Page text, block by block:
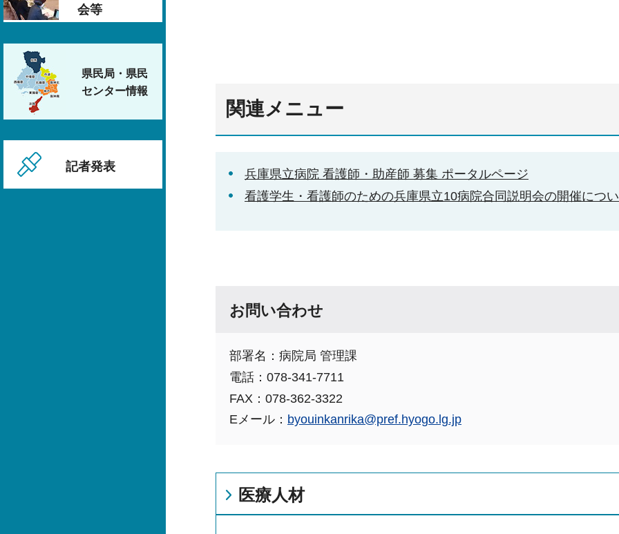
会等
県民局・県民
センター情報
記者発表
関連メニュー
兵庫県立病院 看護師・助産師 募集 ポータルページ
看護学生・看護師のための兵庫県立10病院合同説明会の開催につ
お問い合わせ
部署名：病院局 管理課
電話：078-341-7711
FAX：078-362-3322
Eメール： byouinkanrika@pref.hyogo.lg.jp
医療人材